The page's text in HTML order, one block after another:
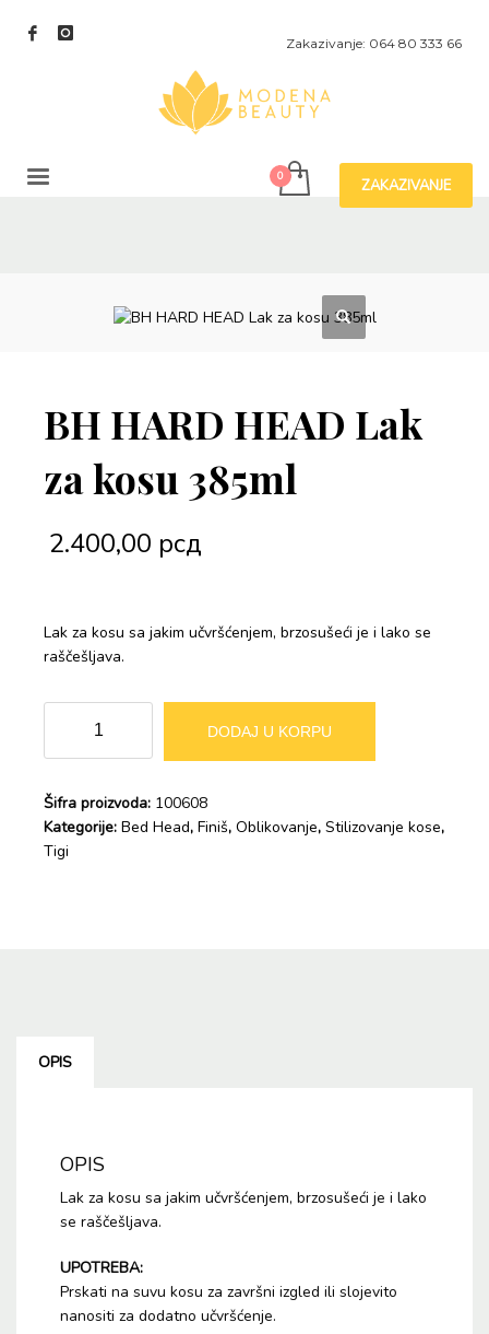
Zakazivanje: 064 80 333 66
ZAKAZIVANJE
BH HARD HEAD Lak
za kosu 385ml
2.400,00 рсд
Lak za kosu sa jakim učvršćenjem, brzosušeći je i lako se
raščešljava.
HEAD
za
kosu
385ml
DODAJ U KORPU
Šifra proizvoda: 100608
Kategorije: Bed Head, Finiš, Oblikovanje, Stilizovanje kose,
Tigi
OPIS
OPIS
Lak za kosu sa jakim učvršćenjem, brzosušeći je i lako
se raščešljava.
UPOTREBA:
Prskati na suvu kosu za završni izgled ili slojevito
nanositi za dodatno učvršćenje.